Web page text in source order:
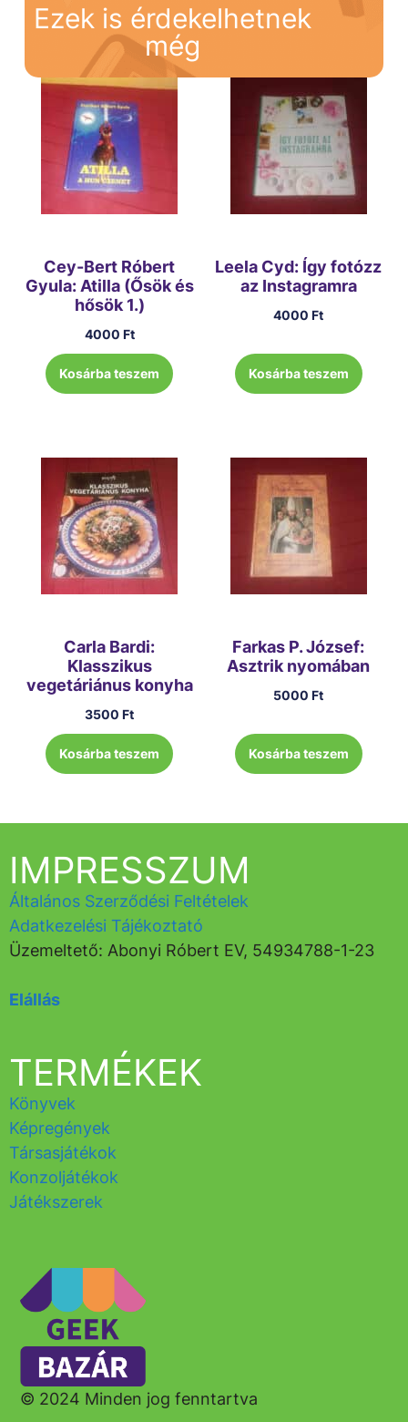
Ezek is érdekelhetnek
még
Cey-Bert Róbert
Gyula: Atilla (Ősök és
hősök 1.)
4000 Ft
Kosárba teszem
Leela Cyd: Így fotózz
az Instagramra
4000Ft
Kosárba teszem
Carla Bardi:
Klasszikus
vegetáriánus konyha
3500Ft
Kosárba teszem
Farkas P. József:
Asztrik nyomában
5000Ft
Kosárba teszem
© 2024 Minden jog fenntartva
TERMÉKEK
Könyvek
Képregények
Társasjátékok
Konzoljátékok
Játékszerek
IMPRESSZUM
Általános Szerződési Feltételek
Adatkezelési Tájékoztató
Üzemeltető: Abonyi Róbert EV, 54934788-1-23
Elállás